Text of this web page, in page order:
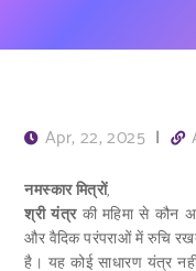
Apr, 22, 2025 |
नमस्कार मित्रों,
श्री यंत्रकी महिमा से कौन
और वैदिक परंपराओं में रुचि
है। यह कोई साधारण यंत्र